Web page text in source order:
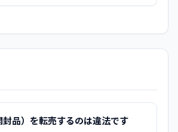
品）を転売するのは違法です